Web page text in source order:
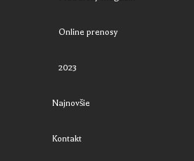
Online prenosy
2023
Najnovšie
Kontakt